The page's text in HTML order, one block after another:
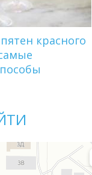
красного